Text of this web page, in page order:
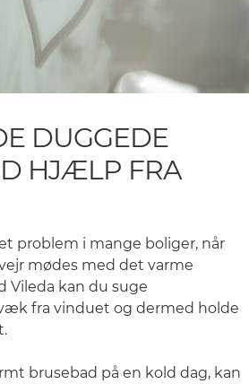
DUGGEDE
HJÆLP FRA
problem i mange boliger, når
mødes med det varme
Vileda kan du suge
fra vinduet og dermed holde
brusebad på en kold dag, kan